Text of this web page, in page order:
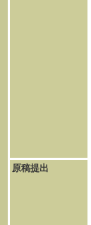
原稿提出